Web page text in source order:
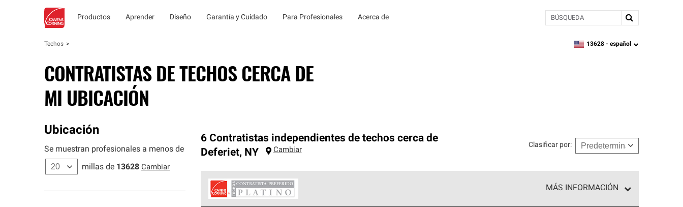
Productos Aprender Diseño Garantía y Cuidado Para Profesionales Acerca de BÚSQUEDA
Techos zipcode,language
13628 - español
CONTRATISTAS DE TECHOS CERCA DE
MI UBICACIÓN
Ubicación
Se muestran profesionales a menos de
millas de 13628 Cambiar
6 Contratistas independientes de techos cerca de
Deferiet, NY Cambiar
Clasificar por:
MÁS INFORMACIÓN